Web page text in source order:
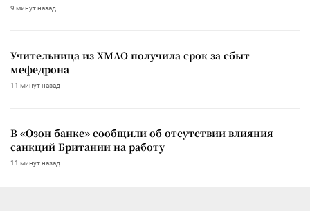
9 минут назад
Учительница из ХМАО получила срок за сбыт
мефедрона
11 минут назад
В «Озон банке» сообщили об отсутствии влияния
санкций Британии на работу
11 минут назад